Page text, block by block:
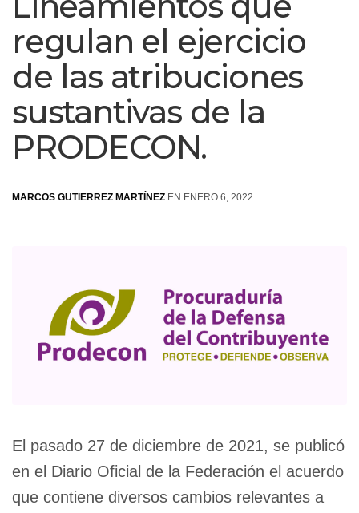
regulan el ejercicio
de las atribuciones
sustantivas de la
PRODECON.
MARCOS GUTIERREZ MARTÍNEZ EN ENERO 6, 2022
El pasado 27 de diciembre de 2021, se publicó
en el Diario Oficial de la Federación el acuerdo
que contiene diversos cambios relevantes a